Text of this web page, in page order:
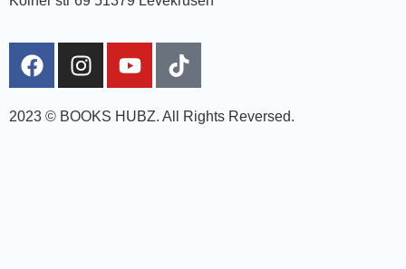
2023 © BOOKS HUBZ. All Rights Reversed.